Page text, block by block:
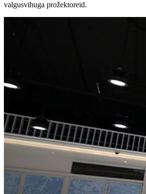
valgusvihuga prožektoreid.